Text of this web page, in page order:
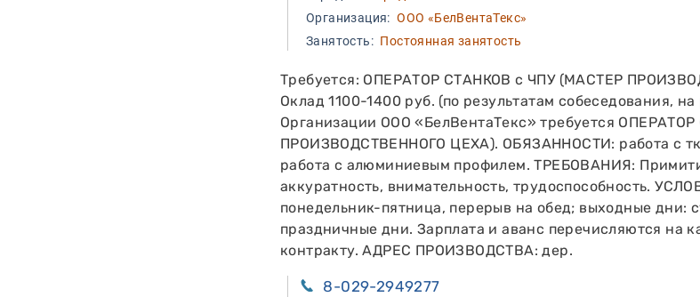
Организация: ООО «БелВентаТекс»
Занятость: Постоянная занятость
Требуется: ОПЕРАТОР СТАНКОВ с ЧПУ (МАСТЕР
Оклад 1100-1400 руб. (по результатам собеседования,
Организации ООО «БелВентаТекс» требуется
ПРОИЗВОДСТВЕННОГО ЦЕХА). ОБЯЗАННОСТИ: работа с
работа с алюминиевым профилем. ТРЕБОВАНИЯ:
аккуратность, внимательность, трудоспособность.
понедельник-пятница, перерыв на обед; выходные дни:
праздничные дни. Зарплата и аванс перечисляются на
контракту. АДРЕС ПРОИЗВОДСТВА: дер.
8-029-2949277